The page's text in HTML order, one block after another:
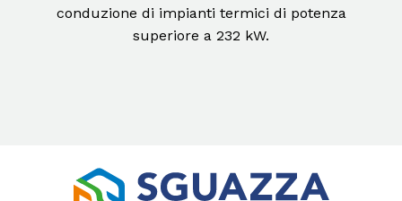
conduzione di impianti termici di potenza
superiore a 232 kW.